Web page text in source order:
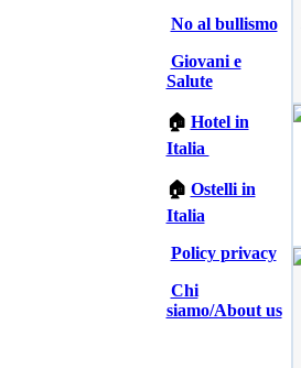
No al bullismo
Giovani e
Salute
🏠 Hotel in
Italia
🏠 Ostelli in
Italia
Policy privacy
Chi
siamo/About us